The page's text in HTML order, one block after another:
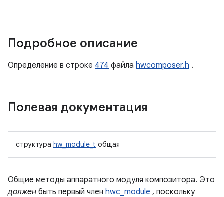
Подробное описание
Определение в строке 474 файла hwcomposer.h .
Полевая документация
структура hw_module_t общая
Общие методы аппаратного модуля композитора. Это
должен быть первый член hwc_module , поскольку